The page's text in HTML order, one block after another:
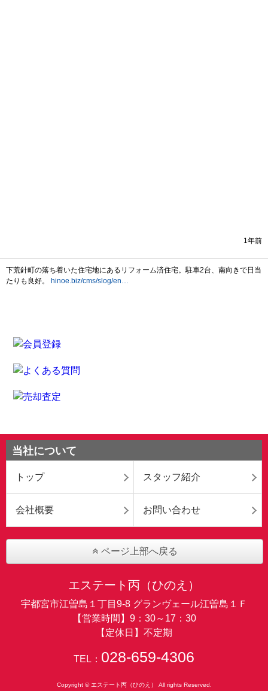
当社について
トップ スタッフ紹介
会社概要 お問い合わせ
ページ上部へ戻る
エステート丙（ひのえ）
宇都宮市江曽島１丁目9-8 グランヴェール江曽島１Ｆ
【営業時間】9：30～17：30
【定休日】不定期
TEL： 028-659-4306
Copyright © エステート丙（ひのえ） All rights Reserved.